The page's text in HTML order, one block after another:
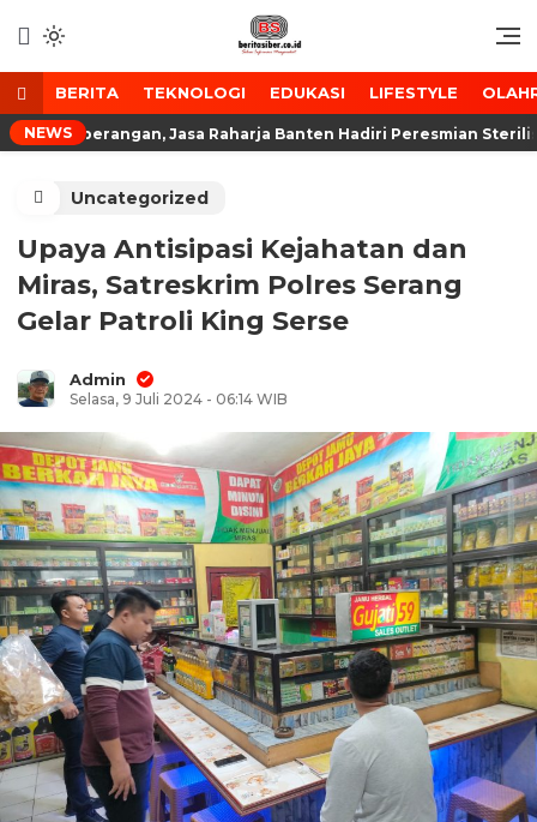
konten
BeritaSiber.co.id
Media Tanggap Dan Akurat
BERITA TEKNOLOGI EDUKASI LIFESTYLE
NEWS Jasa Raharja Banten Hadiri Peresmian
Uncategorized
Upaya Antisipasi Kejahatan dan
Miras, Satreskrim Polres Serang
Gelar Patroli King Serse
Admin
Selasa, 9 Juli 2024 - 06:14 WIB